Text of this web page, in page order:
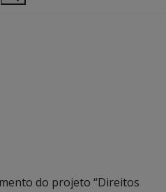
do projeto “Direitos